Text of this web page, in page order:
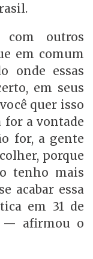
com outros
em comum
onde essas
em seus
quer isso
for a vontade
for, a gente
porque
tenho mais
acabar essa
em 31 de
— afirmou o